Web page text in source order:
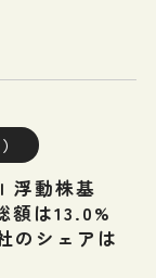
浮動株基
額は13.0%
のシェアは